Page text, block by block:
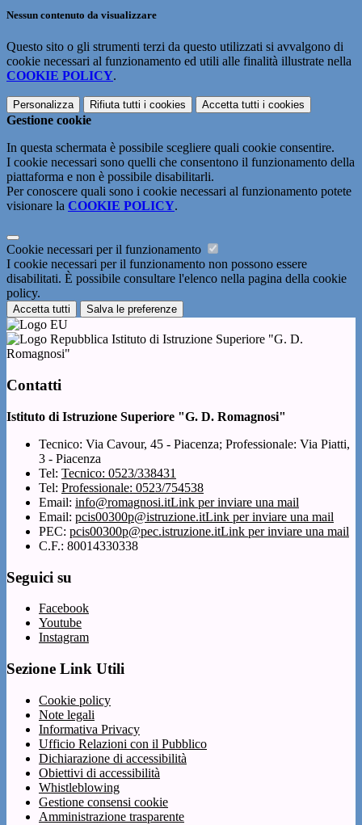
Nessun contenuto da visualizzare
Questo sito o gli strumenti terzi da questo utilizzati si avvalgono di
cookie necessari al funzionamento ed utili alle finalità illustrate nella
COOKIE POLICY.
Personalizza Rifiuta tutti i cookies Accetta tutti i cookies
Gestione cookie
In questa schermata è possibile scegliere quali cookie consentire.
I cookie necessari sono quelli che consentono il funzionamento della
piattaforma e non è possibile disabilitarli.
Per conoscere quali sono i cookie necessari al funzionamento potete
visionare la COOKIE POLICY.
Cookie necessari per il funzionamento
I cookie necessari per il funzionamento non possono essere
disabilitati. È possibile consultare l'elenco nella pagina della cookie
policy.
Accetta tutti Salva le preferenze
Istituto di Istruzione Superiore "G. D.
Romagnosi"
Contatti
Istituto di Istruzione Superiore "G. D. Romagnosi"
Tecnico: Via Cavour, 45 - Piacenza; Professionale: Via Piatti,
3 - Piacenza
Tel: Tecnico: 0523/338431
Tel: Professionale: 0523/754538
Email: info@romagnosi.itLink per inviare una mail
Email: pcis00300p@istruzione.itLink per inviare una mail
PEC: pcis00300p@pec.istruzione.itLink per inviare una mail
C.F.: 80014330338
Seguici su
Facebook
Youtube
Instagram
Sezione Link Utili
Cookie policy
Note legali
Informativa Privacy
Ufficio Relazioni con il Pubblico
Dichiarazione di accessibilità
Obiettivi di accessibilità
Whistleblowing
Gestione consensi cookie
Amministrazione trasparente